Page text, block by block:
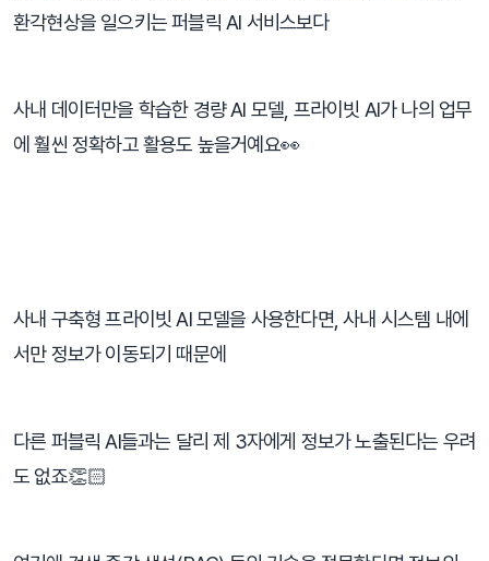
환각현상을 일으키는 퍼블릭 AI 서비스보다
사내 데이터만을 학습한 경량 AI 모델, 프라이빗 AI가 나의 업무
에 훨씬 정확하고 활용도 높을거예요👀
사내 구축형 프라이빗 AI 모델을 사용한다면, 사내 시스템 내에
서만 정보가 이동되기 때문에
다른 퍼블릭 AI들과는 달리 제 3자에게 정보가 노출된다는 우려
도 없죠👏🏻